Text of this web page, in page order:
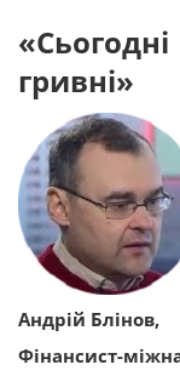
гривні»
Андрій Блінов,
Фінансист-